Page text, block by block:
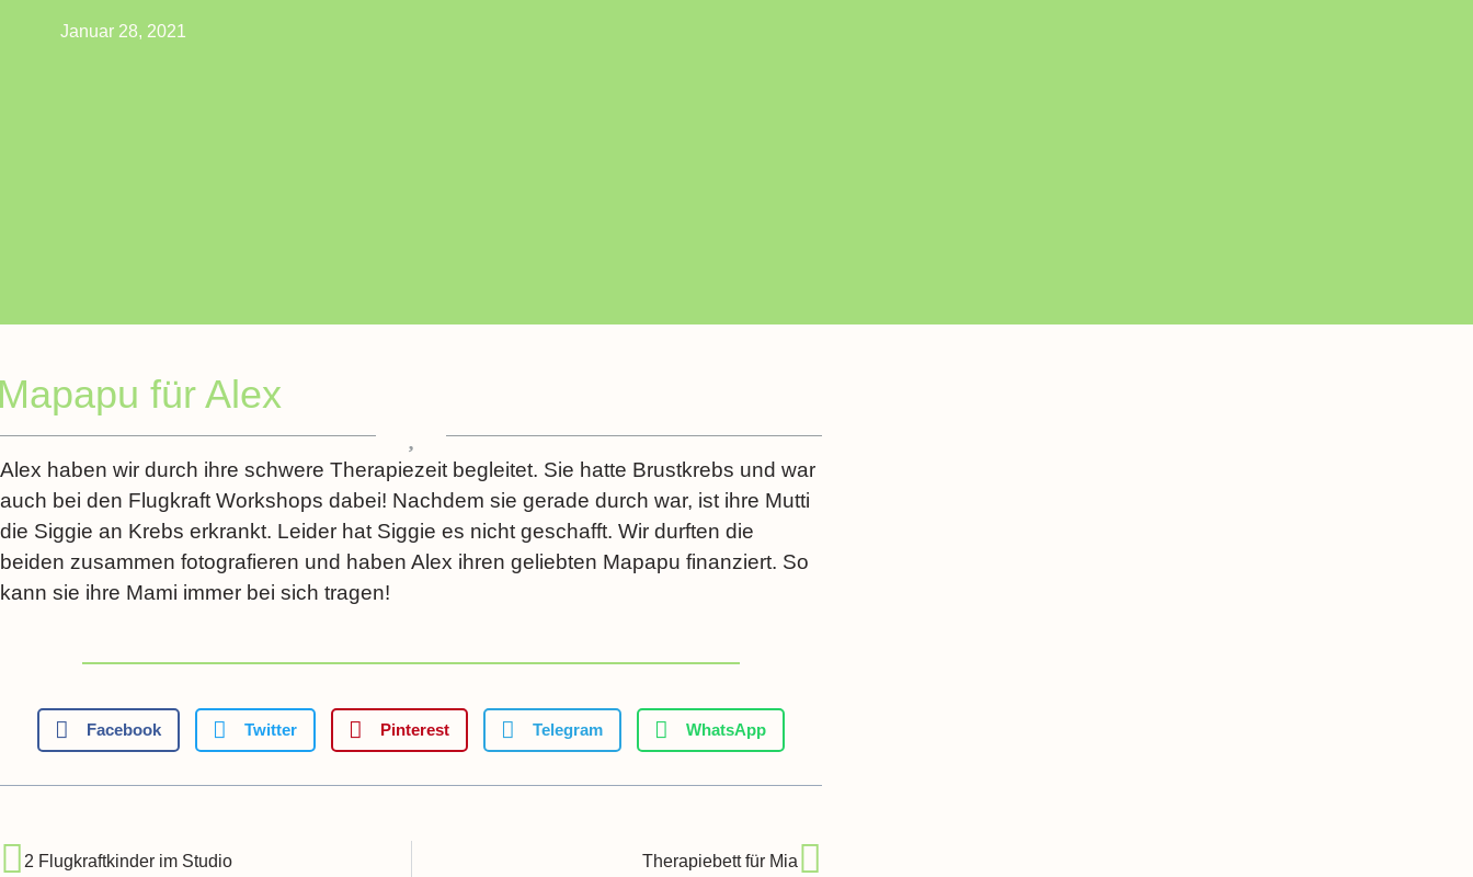
Januar 28, 2021
für Alex
Alex haben wir durch ihre schwere Therapiezeit begleitet. Sie hatte Brustkrebs und war
auch bei den Flugkraft Workshops dabei! Nachdem sie gerade durch war, ist ihre Mutti
die Siggie an Krebs erkrankt. Leider hat Siggie es nicht geschafft. Wir durften die
beiden zusammen fotografieren und haben Alex ihren geliebten Mapapu finanziert. So
kann sie ihre Mami immer bei sich tragen!
Facebook Twitter Pinterest Telegram WhatsApp
2 Flugkraftkinder im Studio Therapiebett für Mia